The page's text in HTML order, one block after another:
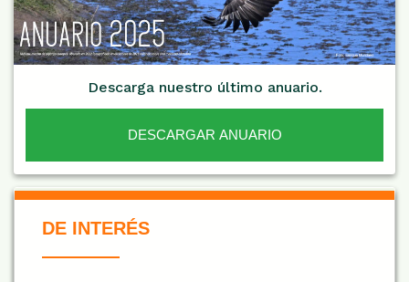
Descarga nuestro último anuario.
DESCARGAR ANUARIO
De Interés NARANJA
DE INTERÉS